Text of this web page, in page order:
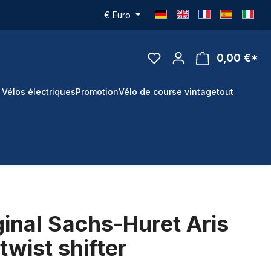
€ Euro
0,00 €*
électriquesPromotionVélo de course vintagetout
Sachs-Huret Aris
shifter